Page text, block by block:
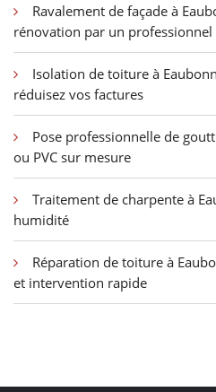
Ravalement de façade à
rénovation par un professionnel
Isolation de toiture à
réduisez vos factures
Pose professionnelle de
ou PVC sur mesure
Traitement de charpente à
humidité
Réparation de toiture à
et intervention rapide